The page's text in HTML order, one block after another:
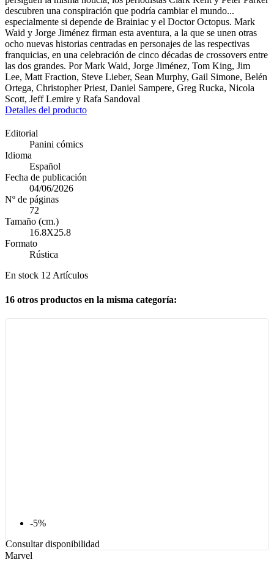
descubren una conspiración que podría cambiar el mundo...
especialmente si depende de Brainiac y el Doctor Octopus. Mark
Waid y Jorge Jiménez firman esta aventura, a la que se unen otras
ocho nuevas historias centradas en personajes de las respectivas
franquicias, en una celebración de cinco décadas de crossovers entre
las dos grandes. Por Mark Waid, Jorge Jiménez, Tom King, Jim
Lee, Matt Fraction, Steve Lieber, Sean Murphy, Gail Simone, Belén
Ortega, Christopher Priest, Daniel Sampere, Greg Rucka, Nicola
Scott, Jeff Lemire y Rafa Sandoval
Detalles del producto
Editorial
Panini cómics
Idioma
Español
Fecha de publicación
04/06/2026
Nº de páginas
72
Tamaño (cm.)
16.8X25.8
Formato
Rústica
En stock 12 Artículos
16 otros productos en la misma categoría:
-5%
Consultar disponibilidad
Marvel